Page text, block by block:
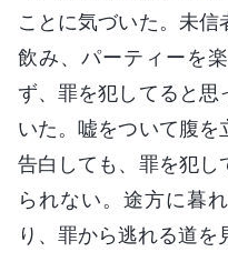
ことに気づいた。未信
飲み、パーティーを
ず、罪を犯してると思
いた。嘘をついて腹を
告白しても、罪を犯し
られない。途方に暮
り、罪から逃れる道を